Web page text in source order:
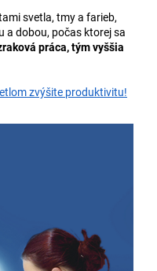
svetla, tmy a farieb,
a dobou, počas ktorej sa
práca, tým vyššia
zvýšite produktivitu!